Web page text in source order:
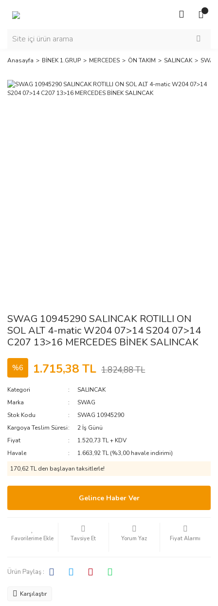
Anasayfa BİNEK 1.GRUP MERCEDES ÖN TAKIM SALINCAK
SWAG 10945290 SALINCAK ROTILLI ON
SOL ALT 4-matic W204 07>14 S204 07>14
C207 13>16 MERCEDES BİNEK SALINCAK
%6 1.715,38 TL 1.824,88 TL
Kategori
SALINCAK
Marka
SWAG
Stok Kodu
SWAG 10945290
Kargoya Teslim Süresi
2 İş Günü
Fiyat
1.520,73 TL + KDV
Havale
1.663,92 TL (%3,00 havale indirimi)
170,62 TL den başlayan taksitlerle!
Gelince Haber Ver
Tavsiye Et Yorum Yaz Fiyat Alarmı
Ürün Paylaş :
Karşılaştır